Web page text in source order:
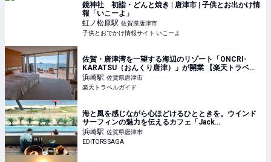
鏡神社 初詣・どんと焼き | 唐津市 | 子供とお出かけ情
報「いこーよ」
虹ノ松原駅 佐賀県唐津市
子供とおでかけ情報サイト いこーよ
佐賀・唐津湾を一望する海辺のリゾート「ONCRI-
KARATSU（おんくり唐津）」が開業 【楽天トラベ
ル】
浜崎駅 佐賀県唐津市
楽天トラベルガイド
海と風を感じながら心ほどけるひとときを。ウインド
サーフィンの魅力を伝えるカフェ「Jack
Coffeestand」｜EDITORS SAGA
浜崎駅 佐賀県唐津市
EDITORS SAGA